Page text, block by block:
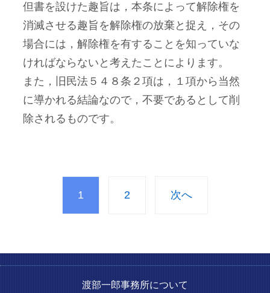
但書を設けた趣旨は，本条によって解除権を
消滅させる趣旨を解除権の放棄と捉え，その
場合には，解除権を有することを知っていな
ければならないと考えたことによります。
また，旧民法５４８条２項は，１項から当然
に導かれる結論なので，不要であるとして削
除されるものです。
1 2 次へ
渡部一郎事務所について